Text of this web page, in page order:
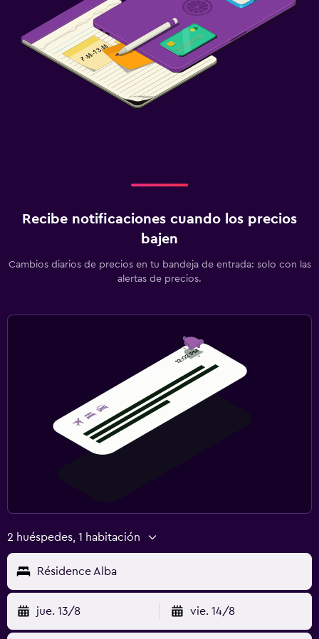
Recibe notificaciones cuando los precios
bajen
Cambios diarios de precios en tu bandeja de entrada: solo con las
alertas de precios.
2 huéspedes, 1 habitación
Résidence Alba
jue. 13/8 vie. 14/8